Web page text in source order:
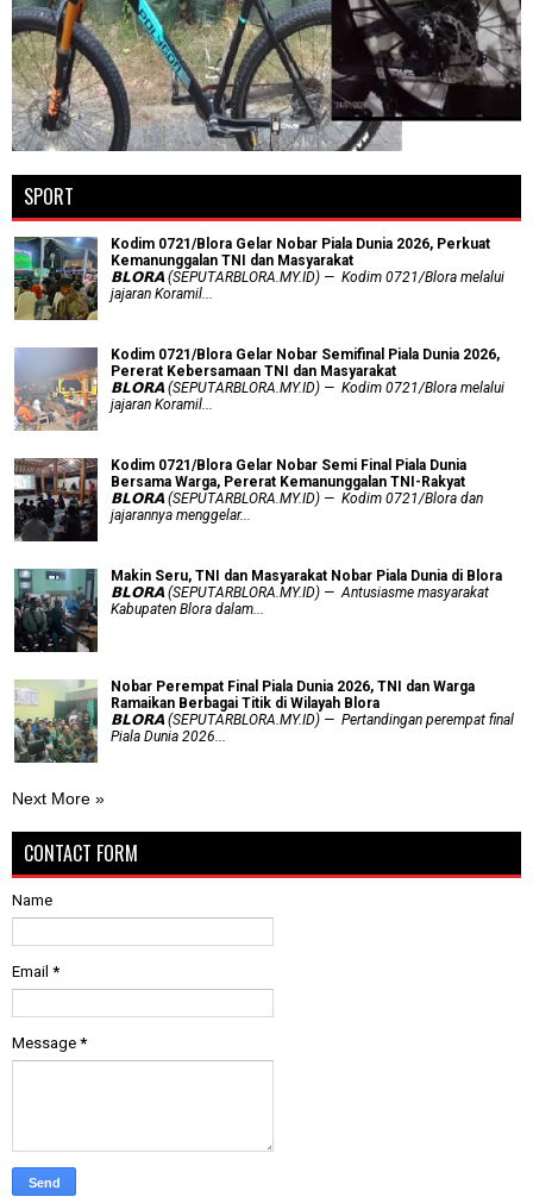
SPORT
Kodim 0721/Blora Gelar Nobar Piala Dunia 2026, Perkuat
Kemanunggalan TNI dan Masyarakat
𝗕𝗟𝗢𝗥𝗔 (SEPUTARBLORA.MY.ID) — Kodim 0721/Blora melalui
jajaran Koramil...
Kodim 0721/Blora Gelar Nobar Semifinal Piala Dunia 2026,
Pererat Kebersamaan TNI dan Masyarakat
𝗕𝗟𝗢𝗥𝗔 (SEPUTARBLORA.MY.ID) — Kodim 0721/Blora melalui
jajaran Koramil...
Kodim 0721/Blora Gelar Nobar Semi Final Piala Dunia
Bersama Warga, Pererat Kemanunggalan TNI-Rakyat
𝗕𝗟𝗢𝗥𝗔 (SEPUTARBLORA.MY.ID) — Kodim 0721/Blora dan
jajarannya menggelar...
Makin Seru, TNI dan Masyarakat Nobar Piala Dunia di Blora
𝗕𝗟𝗢𝗥𝗔 (SEPUTARBLORA.MY.ID) — Antusiasme masyarakat
Kabupaten Blora dalam...
Nobar Perempat Final Piala Dunia 2026, TNI dan Warga
Ramaikan Berbagai Titik di Wilayah Blora
𝗕𝗟𝗢𝗥𝗔 (SEPUTARBLORA.MY.ID) — Pertandingan perempat final
Piala Dunia 2026...
Next More »
CONTACT FORM
Name
Email *
Message *